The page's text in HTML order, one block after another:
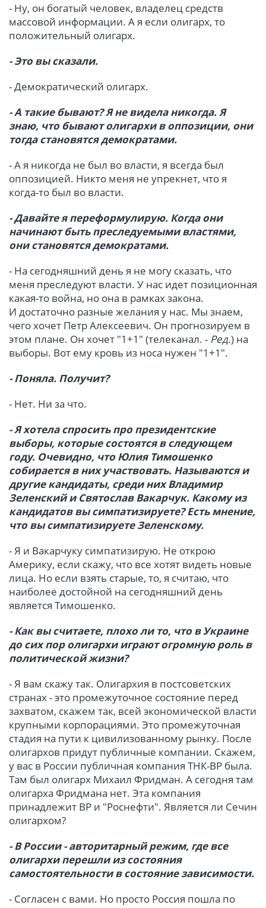
- Ну, он богатый человек, владелец средств
массовой информации. А я если олигарх, то
положительный олигарх.
- Это вы сказали.
- Демократический олигарх.
- А такие бывают? Я не видела никогда. Я
знаю, что бывают олигархи в оппозиции, они
тогда становятся демократами.
- А я никогда не был во власти, я всегда был
оппозицией. Никто меня не упрекнет, что я
когда-то был во власти.
- Давайте я переформулирую. Когда они
начинают быть преследуемыми властями,
они становятся демократами.
- На сегодняшний день я не могу сказать, что
меня преследуют власти. У нас идет позиционная
какая-то война, но она в рамках закона.
И достаточно разные желания у нас. Мы знаем,
чего хочет Петр Алексеевич. Он прогнозируем в
этом плане. Он хочет "1+1" (телеканал. - Ред.) на
выборы. Вот ему кровь из носа нужен "1+1".
- Поняла. Получит?
- Нет. Ни за что.
- Я хотела спросить про президентские
выборы, которые состоятся в следующем
году. Очевидно, что Юлия Тимошенко
собирается в них участвовать. Называются и
другие кандидаты, среди них Владимир
Зеленский и Святослав Вакарчук. Какому из
кандидатов вы симпатизируете? Есть мнение,
что вы симпатизируете Зеленскому.
- Я и Вакарчуку симпатизирую. Не открою
Америку, если скажу, что все хотят видеть новые
лица. Но если взять старые, то, я считаю, что
наиболее достойной на сегодняшний день
является Тимошенко.
- Как вы считаете, плохо ли то, что в Украине
до сих пор олигархи играют огромную роль в
политической жизни?
- Я вам скажу так. Олигархия в постсоветских
странах - это промежуточное состояние перед
захватом, скажем так, всей экономической власти
крупными корпорациями. Это промежуточная
стадия на пути к цивилизованному рынку. После
олигархов придут публичные компании. Скажем,
у вас в России публичная компания ТНК-BP была.
Там был олигарх Михаил Фридман. А сегодня там
олигарха Фридмана нет. Эта компания
принадлежит BP и "Роснефти". Является ли Сечин
олигархом?
- В России - авторитарный режим, где все
олигархи перешли из состояния
самостоятельности в состояние зависимости.
- Согласен с вами. Но просто Россия пошла по